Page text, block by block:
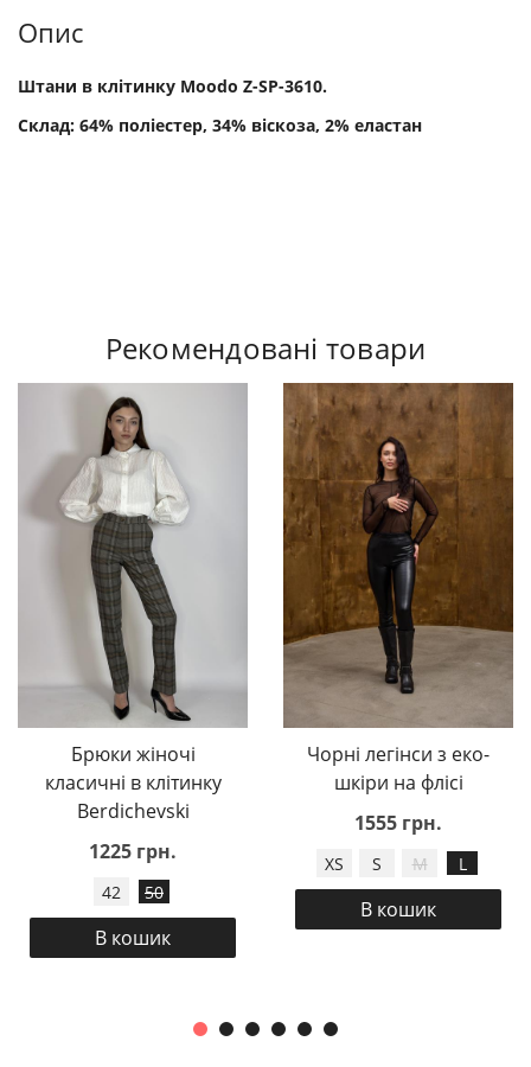
Опис
Штани в клітинку Moodo Z-SP-3610.
Склад: 64% поліестер, 34% віскоза, 2% еластан
Рекомендовані товари
Брюки жіночі
класичні в клітинку
Berdichevski
1225 грн.
42 50
В кошик
Чорні легінси з еко-
шкіри на флісі
1555 грн.
XS S M L
В кошик